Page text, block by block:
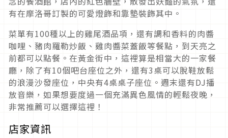
有在摩洛哥訂製的可愛燈飾和靠墊裝飾其中。
菜單有100種以上的雞尾酒品項，還有調和香料的肉醬
咖哩、豬肉羅勒炒飯、雞肉醬菜蓋飯等餐點，到天亮之
前都可以點餐。在黃金街中，這裡算是相當大的一家餐
廳，除了有10個吧台座位之外，還有3桌可以脫鞋放鬆
的浪漫沙發座位，中央有4桌桌子座位。週末還有DJ播
放音樂，如果想要度過一個充滿異色風情的輕鬆夜晚，
非常推薦可以選擇這裡！
店家資訊